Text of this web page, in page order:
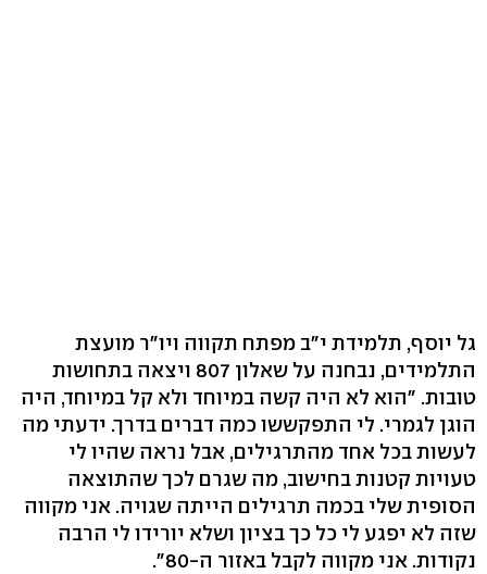
גל יוסף, תלמידת י"ב מפתח תקווה ויו"ר מועצת
התלמידים, נבחנה על שאלון 807 ויצאה בתחושות
טובות. "הוא לא היה קשה במיוחד ולא קל במיוחד, היה
הוגן לגמרי. לי התפקששו כמה דברים בדרך. ידעתי מה
לעשות בכל אחד מהתרגילים, אבל נראה שהיו לי
טעויות קטנות בחישוב, מה שגרם לכך שהתוצאה
הסופית שלי בכמה תרגילים הייתה שגויה. אני מקווה
שזה לא יפגע לי כל כך בציון ושלא יורידו לי הרבה
נקודות. אני מקווה לקבל באזור ה-80".